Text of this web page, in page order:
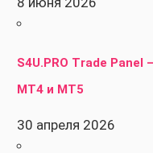
S4U.PRO Trade
MT4 и MT5
30 апреля 2026